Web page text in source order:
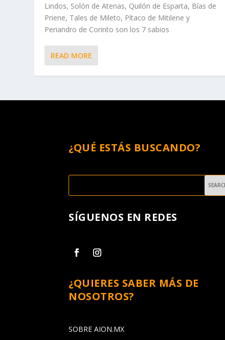
Lindos, Solón de Atenas, Quilón de Esparta, Bías de
Priene, Tales de Mileto, Pítaco de Mitilene y
Periandro de Corinto son los 7 sabios
READ MORE
¿QUÉ ESTÁS BUSCANDO?
SÍGUENOS EN REDES
¿QUIERES SABER MÁS DE
NOSOTROS?
SOBRE AION.MX